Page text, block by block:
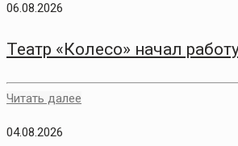
06.08.2026
Театр «Колесо» начал
Читать далее
04.08.2026